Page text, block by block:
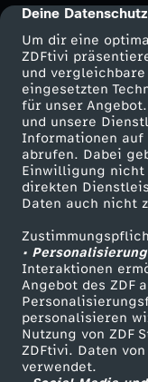
cmp-dialog-
Deine
Um dir eine
ZDFtivi
und
eingesetzten
für unser
und unsere
Informationen auf
abrufen. Dabei
Einwilligung
direkten
Daten auch nicht
•
Interaktionen
Angebot des ZDF
personalisieren
Nutzung von ZDF
ZDFtivi. Daten
verwendet.
r
y
:
"
L
e
i
d
e
Mehr ZDF
ZDF-Apps
Smart TV
ZDFtext
Livestreams
Sendungen A-Z
TV-Programm